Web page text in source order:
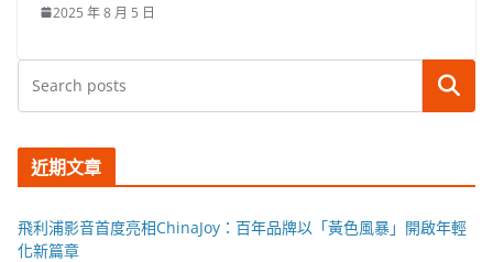
2025 年 8 月 5 日
搜尋
近期文章
飛利浦影音首度亮相ChinaJoy：百年品牌以「黃色風暴」開啟年輕
化新篇章